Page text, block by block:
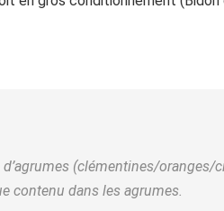
(clémentines/oranges/
contenu dans les agrumes.